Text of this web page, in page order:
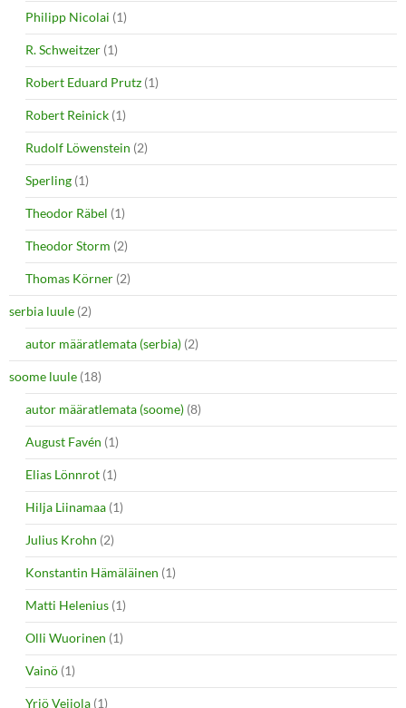
Philipp Nicolai (1)
R. Schweitzer (1)
Robert Eduard Prutz (1)
Robert Reinick (1)
Rudolf Löwenstein (2)
Sperling (1)
Theodor Räbel (1)
Theodor Storm (2)
Thomas Körner (2)
serbia luule (2)
autor määratlemata (serbia) (2)
soome luule (18)
autor määratlemata (soome) (8)
August Favén (1)
Elias Lönnrot (1)
Hilja Liinamaa (1)
Julius Krohn (2)
Konstantin Hämäläinen (1)
Matti Helenius (1)
Olli Wuorinen (1)
Vainö (1)
Yrjö Veijola (1)